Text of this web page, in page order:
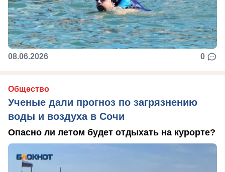
08.06.2026 0
Общество
Ученые дали прогноз по загрязнению
воды и воздуха в Сочи
Опасно ли летом будет отдыхать на курорте?